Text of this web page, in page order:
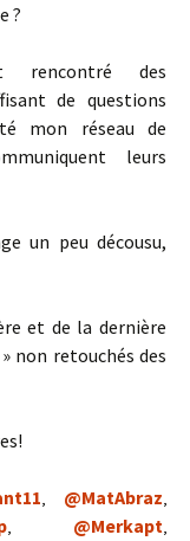
?
rencontré des
de questions
mon réseau de
leurs
un peu décousu,
et de la dernière
non retouchés des
, @MatAbraz,
, @Merkapt,